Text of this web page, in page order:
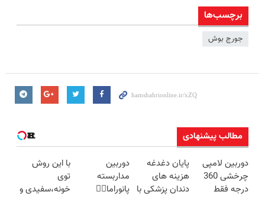
برچسب‌ها
جورج بوش
مطالب پیشنهادی
دوربین لامپی
چرخشی 360
درجه فقط
پایان دغدغه
هزینه های
دندان پزشکی با
دوربین
مداربسته
پانوراما👈🏻
با این روش
توی
خونه،سفیدی و